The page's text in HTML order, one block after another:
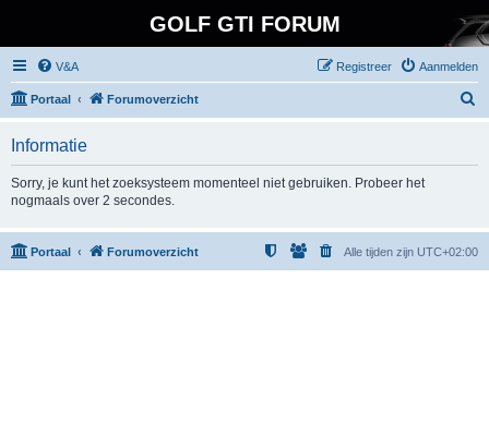
GOLF GTI FORUM
V&A Aanmelden
Registreer
Portaal Forumoverzicht
Informatie
Sorry, je kunt het zoeksysteem momenteel niet gebruiken. Probeer het
nogmaals over 2 secondes.
Portaal Forumoverzicht Alle tijden zijn UTC+02:00